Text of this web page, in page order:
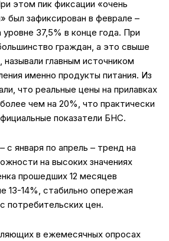
этом пик фиксации «очень
был зафиксирован в феврале –
уровне 37,5% в конце года. При
граждан, а это свыше
главным источником
именно продукты питания. Из
что реальные цены на прилавках
чем на 20%, что практически
показатели БНС.
с января по апрель – тренд на
на высоких значениях
прошедших 12 месяцев
13-14%, стабильно опережая
потребительских цен.
в ежемесячных опросах